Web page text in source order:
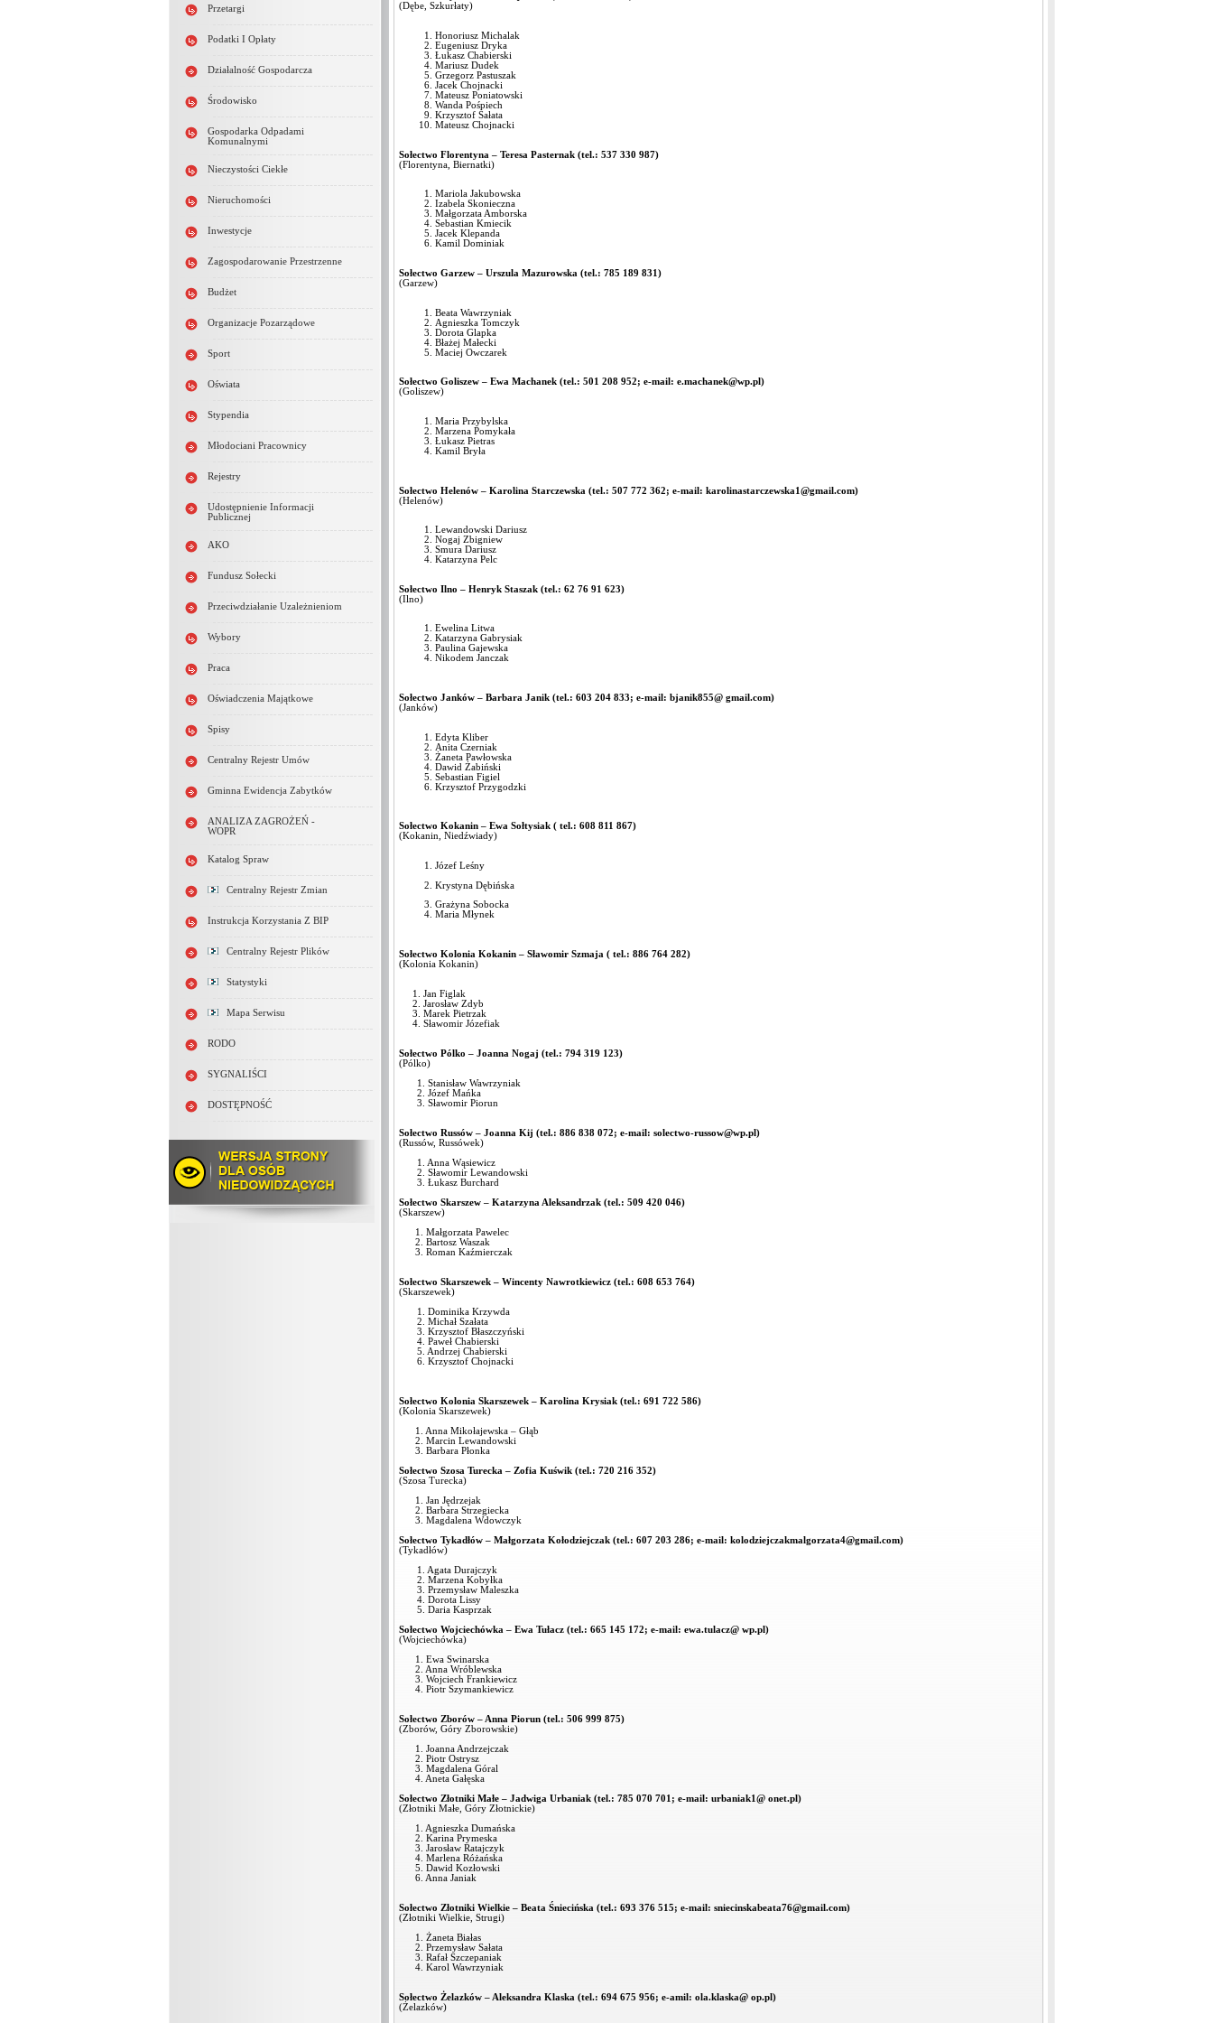
Przetargi
Podatki I Opłaty
Działalność Gospodarcza
Środowisko
Gospodarka Odpadami
Komunalnymi
Nieczystości Ciekłe
Nieruchomości
Inwestycje
Zagospodarowanie Przestrzenne
Budżet
Organizacje Pozarządowe
Sport
Oświata
Stypendia
Młodociani Pracownicy
Rejestry
Udostępnienie Informacji
Publicznej
AKO
Fundusz Sołecki
Przeciwdziałanie Uzależnieniom
Wybory
Praca
Oświadczenia Majątkowe
Spisy
Centralny Rejestr Umów
Gminna Ewidencja Zabytków
ANALIZA ZAGROŻEŃ -
WOPR
Katalog Spraw
Centralny Rejestr Zmian
Instrukcja Korzystania Z BIP
Centralny Rejestr Plików
Statystyki
Mapa Serwisu
RODO
SYGNALIŚCI
DOSTĘPNOŚĆ
(Dębe, Szkurłaty)
Honoriusz Michalak
Eugeniusz Dryka
Łukasz Chabierski
Mariusz Dudek
Grzegorz Pastuszak
Jacek Chojnacki
Mateusz Poniatowski
Wanda Pośpiech
Krzysztof Sałata
Mateusz Chojnacki
Sołectwo Florentyna – Teresa Pasternak (tel.: 537 330 987)
(Florentyna, Biernatki)
Mariola Jakubowska
Izabela Skonieczna
Małgorzata Amborska
Sebastian Kmiecik
Jacek Klepanda
Kamil Dominiak
Sołectwo Garzew – Urszula Mazurowska (tel.: 785 189 831)
(Garzew)
Beata Wawrzyniak
Agnieszka Tomczyk
Dorota Glapka
Błażej Małecki
Maciej Owczarek
Sołectwo Goliszew – Ewa Machanek (tel.: 501 208 952; e-mail: e.machanek@wp.pl)
(Goliszew)
Maria Przybylska
Marzena Pomykała
Łukasz Pietras
Kamil Bryła
Sołectwo Helenów – Karolina Starczewska (tel.: 507 772 362; e-mail: karolinastarczewska1@gmail.com)
(Helenów)
Lewandowski Dariusz
Nogaj Zbigniew
Smura Dariusz
Katarzyna Pelc
Sołectwo Ilno – Henryk Staszak (tel.: 62 76 91 623)
(Ilno)
Ewelina Litwa
Katarzyna Gabrysiak
Paulina Gajewska
Nikodem Janczak
Sołectwo Janków – Barbara Janik (tel.: 603 204 833; e-mail: bjanik855@ gmail.com)
(Janków)
Edyta Kliber
Anita Czerniak
Żaneta Pawłowska
Dawid Żabiński
Sebastian Figiel
Krzysztof Przygodzki
Sołectwo Kokanin – Ewa Sołtysiak ( tel.: 608 811 867)
(Kokanin, Niedźwiady)
Józef Leśny
Krystyna Dębińska
Grażyna Sobocka
Maria Młynek
Sołectwo Kolonia Kokanin – Sławomir Szmaja ( tel.: 886 764 282)
(Kolonia Kokanin)
1. Jan Figlak
2. Jarosław Zdyb
3. Marek Pietrzak
4. Sławomir Józefiak
Sołectwo Pólko – Joanna Nogaj (tel.: 794 319 123)
(Pólko)
1. Stanisław Wawrzyniak
2. Józef Mańka
3. Sławomir Piorun
Sołectwo Russów – Joanna Kij (tel.: 886 838 072; e-mail: solectwo-russow@wp.pl)
(Russów, Russówek)
1. Anna Wąsiewicz
2. Sławomir Lewandowski
3. Łukasz Burchard
Sołectwo Skarszew – Katarzyna Aleksandrzak (tel.: 509 420 046)
(Skarszew)
1. Małgorzata Pawelec
2. Bartosz Waszak
3. Roman Kaźmierczak
Sołectwo Skarszewek – Wincenty Nawrotkiewicz (tel.: 608 653 764)
(Skarszewek)
1. Dominika Krzywda
2. Michał Szałata
3. Krzysztof Błaszczyński
4. Paweł Chabierski
5. Andrzej Chabierski
6. Krzysztof Chojnacki
Sołectwo Kolonia Skarszewek – Karolina Krysiak (tel.: 691 722 586)
(Kolonia Skarszewek)
1. Anna Mikołajewska – Głąb
2. Marcin Lewandowski
3. Barbara Płonka
Sołectwo Szosa Turecka – Zofia Kuświk (tel.: 720 216 352)
(Szosa Turecka)
1. Jan Jędrzejak
2. Barbara Strzegiecka
3. Magdalena Wdowczyk
Sołectwo Tykadłów – Małgorzata Kołodziejczak (tel.: 607 203 286; e-mail: kolodziejczakmalgorzata4@gmail.com)
(Tykadłów)
1. Agata Durajczyk
2. Marzena Kobyłka
3. Przemysław Maleszka
4. Dorota Lissy
5. Daria Kasprzak
Sołectwo Wojciechówka – Ewa Tułacz (tel.: 665 145 172; e-mail: ewa.tulacz@ wp.pl)
(Wojciechówka)
1. Ewa Swinarska
2. Anna Wróblewska
3. Wojciech Frankiewicz
4. Piotr Szymankiewicz
Sołectwo Zborów – Anna Piorun (tel.: 506 999 875)
(Zborów, Góry Zborowskie)
1. Joanna Andrzejczak
2. Piotr Ostrysz
3. Magdalena Góral
4. Aneta Gałęska
Sołectwo Złotniki Małe – Jadwiga Urbaniak (tel.: 785 070 701; e-mail: urbaniak1@ onet.pl)
(Złotniki Małe, Góry Złotnickie)
1. Agnieszka Dumańska
2. Karina Prymeska
3. Jarosław Ratajczyk
4. Marlena Różańska
5. Dawid Kozłowski
6. Anna Janiak
Sołectwo Złotniki Wielkie – Beata Śniecińska (tel.: 693 376 515; e-mail: sniecinskabeata76@gmail.com)
(Złotniki Wielkie, Strugi)
1. Żaneta Białas
2. Przemysław Sałata
3. Rafał Szczepaniak
4. Karol Wawrzyniak
Sołectwo Żelazków – Aleksandra Klaska (tel.: 694 675 956; e-amil: ola.klaska@ op.pl)
(Żelazków)